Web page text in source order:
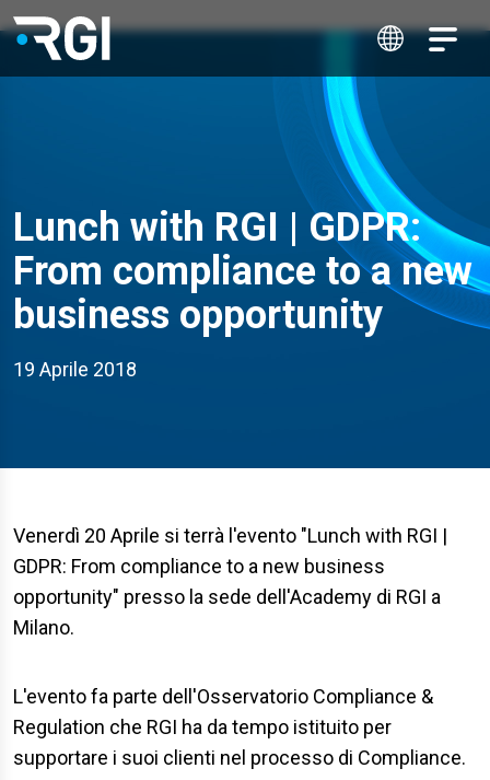
Lunch with RGI | GDPR:
From compliance to a new
business opportunity
19 Aprile 2018
Venerdì 20 Aprile si terrà l'evento "Lunch with RGI |
GDPR: From compliance to a new business
opportunity" presso la sede dell'Academy di RGI a
Milano.
L'evento fa parte dell'Osservatorio Compliance &
Regulation che RGI ha da tempo istituito per
supportare i suoi clienti nel processo di Compliance.